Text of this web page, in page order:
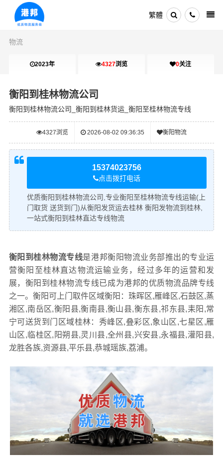
繁體
物流
2023年 4327浏览 0关注
衡阳到桂林物流公司
衡阳到桂林物流公司_衡阳到桂林货运_衡阳至桂林物流专线
4327浏览 2026-08-02 09:36:35 衡阳物流
15374023756
点击拨打电话
优质衡阳到桂林物流公司,专业衡阳至桂林物流专线运输(上
门取货 送货到门)从衡阳发货运去桂林 衡阳发物流到桂林,
一站式衡阳到桂林直达专线物流
衡阳到桂林物流专线是港邦衡阳物流业务部推出的专业运
营衡阳至桂林直达物流运输业务，经过多年的运营和发
展，衡阳到桂林物流专线已成为港邦的优质物流品牌专线
之一。衡阳可上门取件区域衡阳：珠晖区,雁峰区,石鼓区,蒸
湘区,南岳区,衡阳县,衡南县,衡山县,衡东县,祁东县,耒阳,常
宁可送货到门区域桂林：秀峰区,叠彩区,象山区,七星区,雁
山区,临桂区,阳朔县,灵川县,全州县,兴安县,永福县,灌阳县,
龙胜各族,资源县,平乐县,恭城瑶族,荔浦。